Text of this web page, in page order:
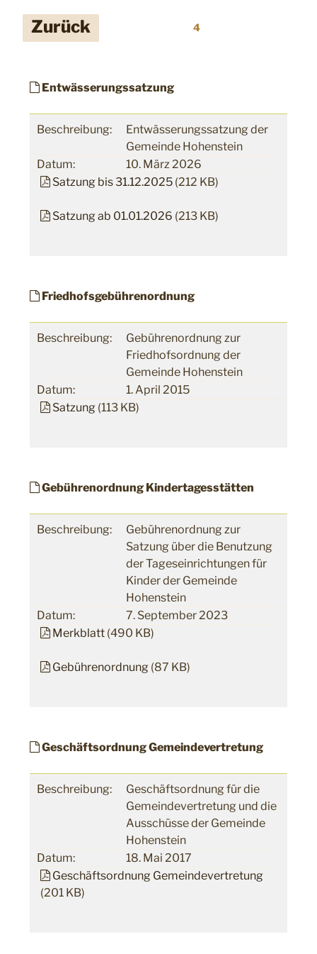
Seitennummerierung
Zurück 4
Entwässerungssatzung
Beschreibung:
Entwässerungssatzung der
Gemeinde Hohenstein
Datum:
10. März 2026
Satzung bis 31.12.2025 (212 KB)
Satzung ab 01.01.2026 (213 KB)
Friedhofsgebührenordnung
Beschreibung:
Gebührenordnung zur
Friedhofsordnung der
Gemeinde Hohenstein
Datum:
1. April 2015
Satzung (113 KB)
Gebührenordnung Kindertagesstätten
Beschreibung:
Gebührenordnung zur
Satzung über die Benutzung
der Tageseinrichtungen für
Kinder der Gemeinde
Hohenstein
Datum:
7. September 2023
Merkblatt (490 KB)
Gebührenordnung (87 KB)
Geschäftsordnung Gemeindevertretung
Beschreibung:
Geschäftsordnung für die
Gemeindevertretung und die
Ausschüsse der Gemeinde
Hohenstein
Datum:
18. Mai 2017
Geschäftsordnung Gemeindevertretung
(201 KB)